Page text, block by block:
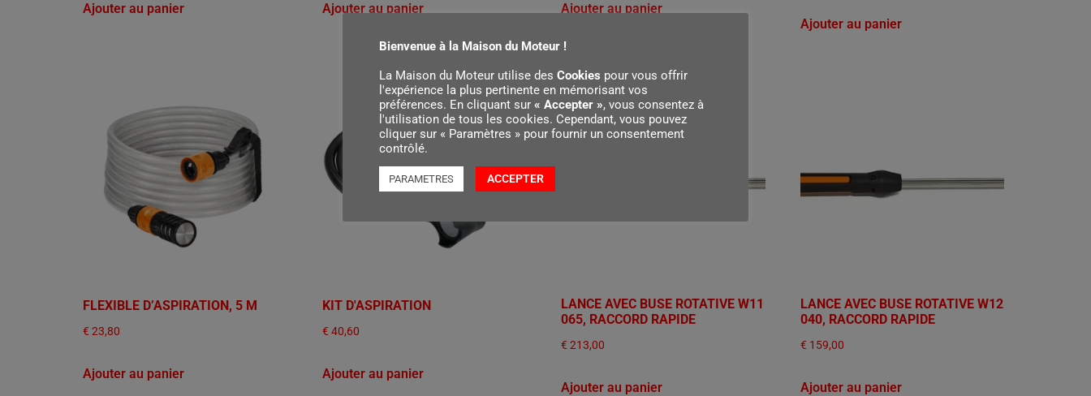
Ajouter au panier Ajouter au panier Ajouter au panier
Ajouter au panier
FLEXIBLE D’ASPIRATION, 5 M
€ 23,80
Ajouter au panier
KIT D'ASPIRATION
€ 40,60
Ajouter au panier
LANCE AVEC BUSE ROTATIVE W11
065, RACCORD RAPIDE
€ 213,00
Ajouter au panier
LANCE AVEC BUSE ROTATIVE W12
040, RACCORD RAPIDE
€ 159,00
Ajouter au panier
Bienvenue à la Maison du Moteur !
La Maison du Moteur utilise des Cookies pour vous offrir
l'expérience la plus pertinente en mémorisant vos
préférences. En cliquant sur « Accepter », vous consentez à
l'utilisation de tous les cookies. Cependant, vous pouvez
cliquer sur « Paramètres » pour fournir un consentement
contrôlé.
PARAMETRES ACCEPTER